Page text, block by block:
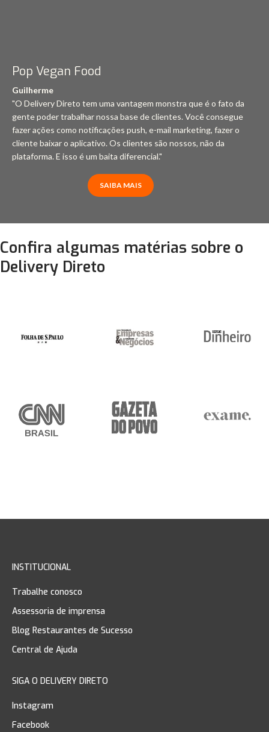
Pop Vegan Food
Guilherme
"O Delivery Direto tem uma vantagem monstra que é o fato da
gente poder trabalhar nossa base de clientes. Você consegue
fazer ações como notificações push, e-mail marketing, fazer o
cliente baixar o aplicativo. Os clientes são nossos, não da
plataforma. E isso é um baita diferencial."
SAIBA MAIS
Confira algumas matérias sobre o
Delivery Direto
INSTITUCIONAL
Trabalhe conosco
Assessoria de imprensa
Blog Restaurantes de Sucesso
Central de Ajuda
SIGA O DELIVERY DIRETO
Instagram
Facebook